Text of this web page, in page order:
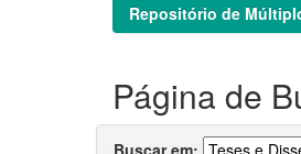
Repositório de
Página de
Buscar em: